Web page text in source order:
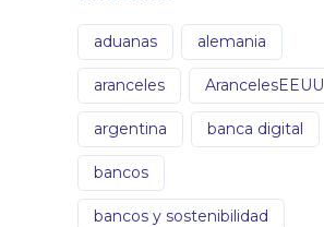
aduanas alemania
aranceles ArancelesEEUU
argentina banca digital
bancos
bancos y sostenibilidad